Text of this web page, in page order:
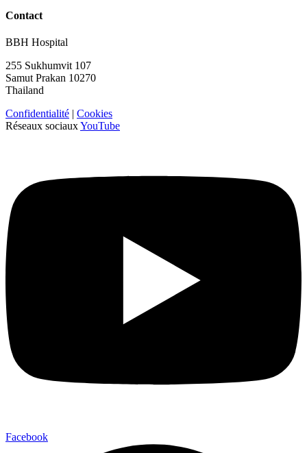
Contact
BBH Hospital
255 Sukhumvit 107
Samut Prakan 10270
Thailand
Confidentialité | Cookies
Réseaux sociauxYouTube
Facebook